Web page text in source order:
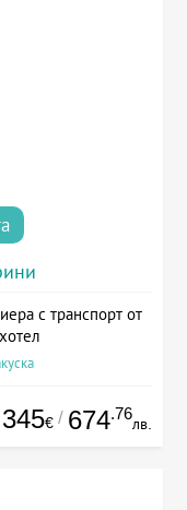
с транспорт от
345€ / 674.76
лв.